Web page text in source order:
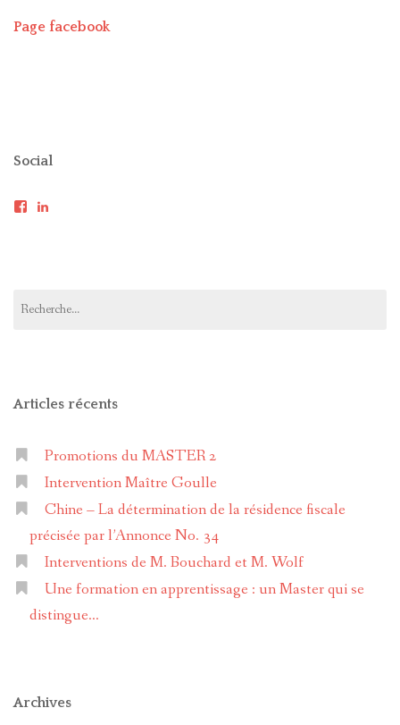
Page facebook
Social
Voir
fiscal-
Articles récents
Promotions du MASTER 2
Intervention Maître Goulle
Chine – La détermination de la résidence fiscale
précisée par l’Annonce No. 34
Interventions de M. Bouchard et M. Wolf
Une formation en apprentissage : un Master qui se
distingue…
Archives